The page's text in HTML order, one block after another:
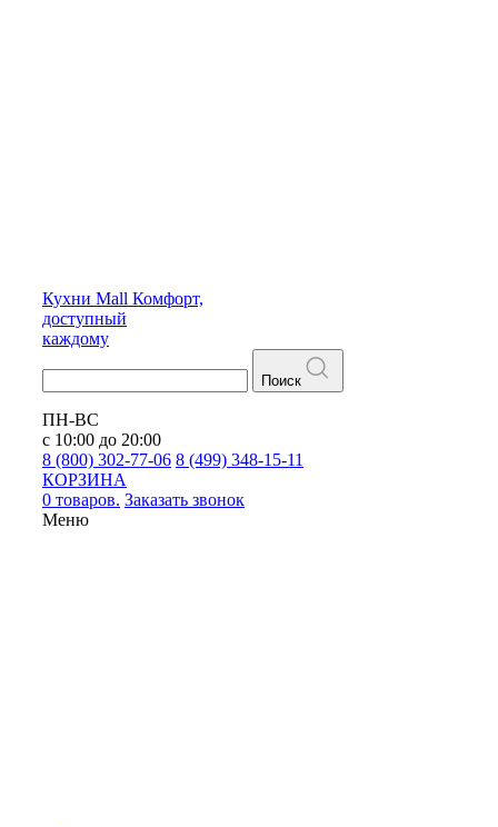
Кухни Mall Комфорт,
доступный
каждому
Поиск
ПН-ВС
с 10:00 до 20:00
8 (800) 302-77-06 8 (499) 348-15-11
КОРЗИНА
0 товаров. Заказать звонок
Меню